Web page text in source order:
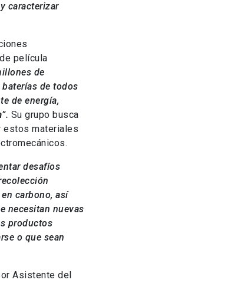
caracterizar
película
de
de todos
de energía,
Su grupo busca
estos materiales
desafíos
carbono, así
necesitan nuevas
productos
o que sean
Asistente del